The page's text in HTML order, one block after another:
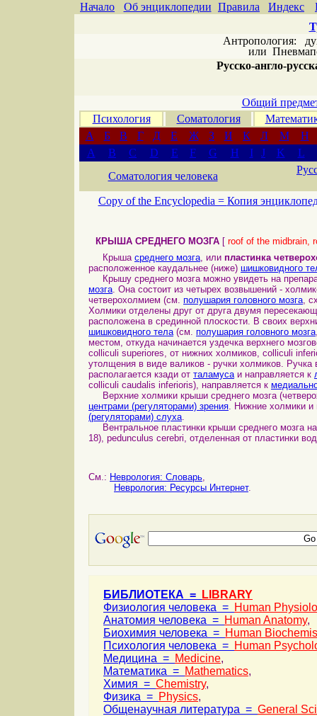
Начало Об энциклопедии Правила Индекс
Антропология:
или
Русско-англо-
Общий
Психология
Соматология
А
Б В Г Д Е Ж З И К Л М
Н
A
B C D E F G H I J K
L
Соматология человека
Copy of the Encyclopedia = Копия
КРЫША СРЕДНЕГО МОЗГА [ roof of the midbrain,
Крыша среднего мозга, или пластинка
расположенное каудальнее (ниже) шишковидного
Крышу среднего мозга можно увидеть на
мозга. Она состоит из четырех возвышений -
четверохолмием (см. полушария головного мозга,
Холмики отделены друг от друга двумя
расположена в срединной плоскости. В своих
шишковидного тела(см. полушария головного мозга
местом, откуда начинается уздечка верхнего
colliculi superiores, от нижних холмиков, colliculi
утолщения в виде валиков - ручки холмиков.
располагается кзади от таламусаи направляется к
colliculi caudalis inferioris), направляется к
Верхние холмики крыши среднего мозга
центрами (регуляторами) зрения. Нижние холмики
(регуляторами) слуха.
Вентральное пластинки крыши среднего мозга
18), pedunculus cerebri, отделенная от пластинки
См.: Неврология: Словарь,
Неврология: Ресурсы Интернет.
БИБЛИОТЕКА =
LIBRARY
Физиология человека = Human
Анатомия человека = Human Anatomy,
Биохимия человека = Human
Психология человека = Human
Медицина = Medicine,
Математика = Mathematics,
Химия = Chemistry,
Физика = Physics,
Общенаучная литература = General